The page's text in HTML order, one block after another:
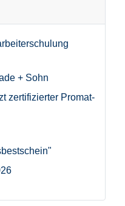
+ Sohn
zertifizierter Promat-